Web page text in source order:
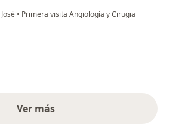
• Primera visita Angiología y Cirugia
Silva
Ver másopiniones anteriores